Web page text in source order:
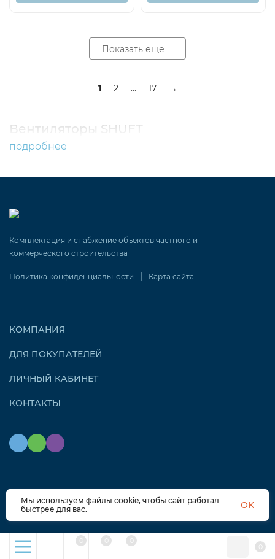
Показать еще
1 2 ... 17 →
Вентиляторы SHUFT
подробнее
Комплектация и снабжение объектов частного и
коммерческого строительства
Политика конфиденциальности | Карта сайта
КОМПАНИЯ
ДЛЯ ПОКУПАТЕЛЕЙ
ЛИЧНЫЙ КАБИНЕТ
КОНТАКТЫ
© 2026 OZONAIR.RU. Все права защищены
Мы используем файлы cookie, чтобы сайт работал
быстрее для вас.
OK